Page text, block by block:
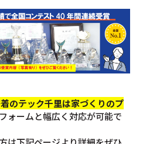
のテック千里は家づくりのプ
ォームと幅広く対応が可能で